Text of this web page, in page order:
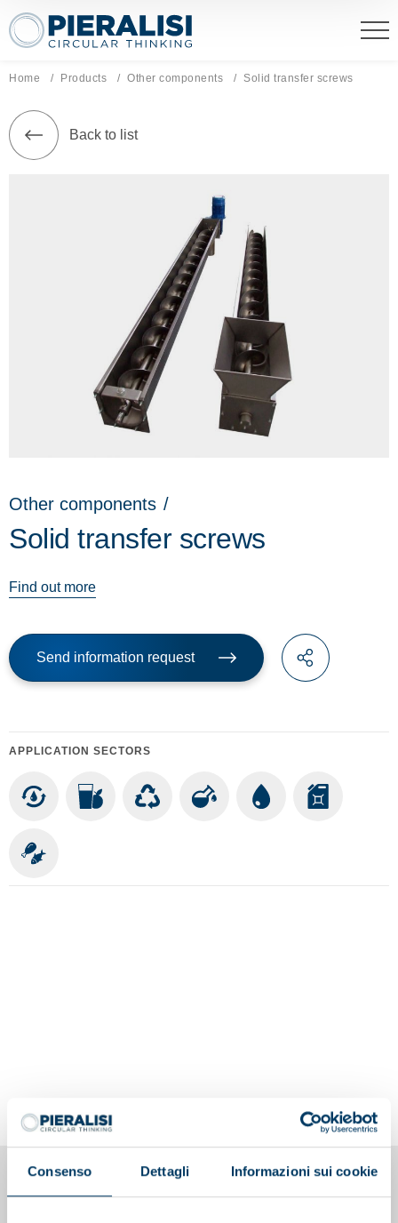
Consenso Dettagli Informazioni sui cookie
Pieralisi Maip Spa
Home Products Other components Current page:
Solid transfer screws
Back to list
Other components /
Solid transfer screws
Find out more
Send information request
APPLICATION SECTORS
You may also be interested in